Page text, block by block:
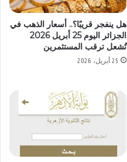
هل ينفجر قريبًا؟.. أسعار الذهب في
الجزائر اليوم 25 أبريل 2026
تُشعل ترقب المستثمرين
25 أبريل، 2026